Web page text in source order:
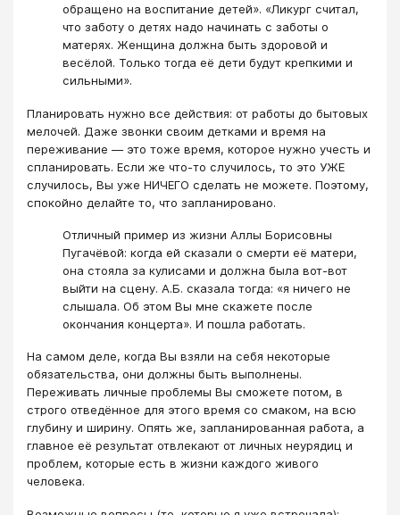
обращено на воспитание детей». «Ликург считал,
что заботу о детях надо начинать с заботы о
матерях. Женщина должна быть здоровой и
весёлой. Только тогда её дети будут крепкими и
сильными».
Планировать нужно все действия: от работы до бытовых
мелочей. Даже звонки своим детками и время на
переживание — это тоже время, которое нужно учесть и
спланировать. Если же что-то случилось, то это УЖЕ
случилось, Вы уже НИЧЕГО сделать не можете. Поэтому,
спокойно делайте то, что запланировано.
Отличный пример из жизни Аллы Борисовны
Пугачёвой: когда ей сказали о смерти её матери,
она стояла за кулисами и должна была вот-вот
выйти на сцену. А.Б. сказала тогда: «я ничего не
слышала. Об этом Вы мне скажете после
окончания концерта». И пошла работать.
На самом деле, когда Вы взяли на себя некоторые
обязательства, они должны быть выполнены.
Переживать личные проблемы Вы сможете потом, в
строго отведённое для этого время со смаком, на всю
глубину и ширину. Опять же, запланированная работа, а
главное её результат отвлекают от личных неурядиц и
проблем, которые есть в жизни каждого живого
человека.